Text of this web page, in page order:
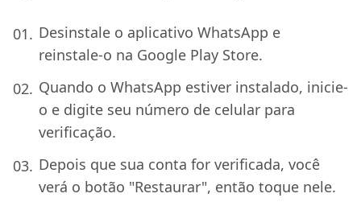
Desinstale o aplicativo WhatsApp e
reinstale-o na Google Play Store.
Quando o WhatsApp estiver instalado, inicie-
o e digite seu número de celular para
verificação.
Depois que sua conta for verificada, você
verá o botão "Restaurar", então toque nele.